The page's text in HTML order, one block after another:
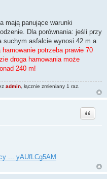
mają panujące warunki
Dla porównania: jeśli przy
suchym asfalcie wynosi 42 m a
potrzeba prawie 70
droga hamowania może
240 m!
admin , łącznie zmieniany 1 raz.
Cytuj
... yAUfLCg5AM